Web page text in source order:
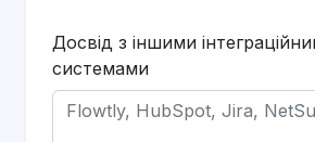
Досвід з іншими
системами